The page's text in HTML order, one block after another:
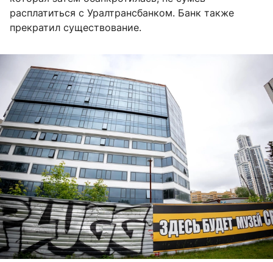
расплатиться с Уралтрансбанком. Банк также
прекратил существование.